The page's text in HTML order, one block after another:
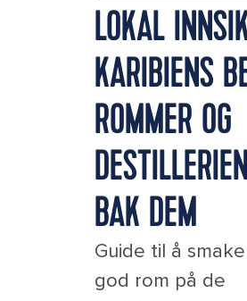
LOKAL
KARIBIENS
ROMMER OG
BAK DEM
Guide til å
god rom på de